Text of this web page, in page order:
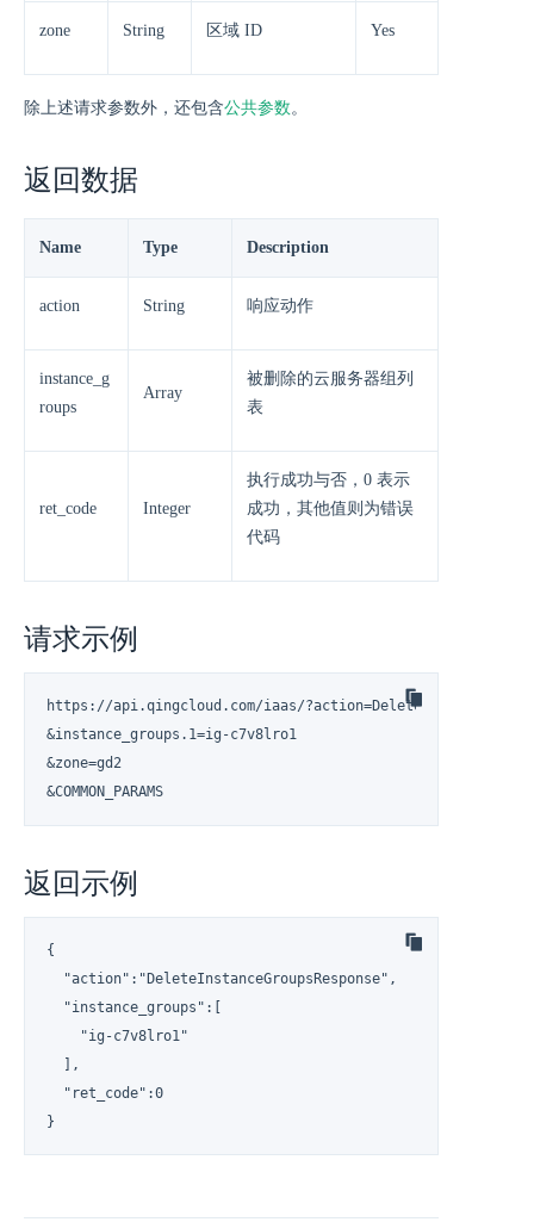
zone String 区域 ID Yes
除上述请求参数外，还包含公共参数。
返回数据
Name Type Description
action String 响应动作
instance_g
roups
Array
被删除的云服务器组列
表
ret_code Integer
执行成功与否，0 表示
成功，其他值则为错误
代码
请求示例
https://api.qingcloud.com/iaas/
&instance_groups.1=ig-c7v8lro1
&zone=gd2
&COMMON_PARAMS
返回示例
{
  "action":"DeleteInstanceGroupsResponse",
  "instance_groups":[
    "ig-c7v8lro1"
  ],
  "ret_code":0
}